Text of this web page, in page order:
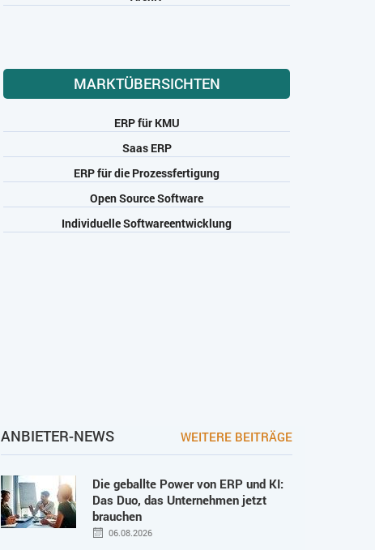
MARKTÜBERSICHTEN
ERP für KMU
Saas ERP
ERP für die Prozessfertigung
Open Source Software
Individuelle Softwareentwicklung
ANBIETER-NEWS WEITERE BEITRÄGE
Die geballte Power von ERP und KI:
Das Duo, das Unternehmen jetzt
brauchen
06.08.2026